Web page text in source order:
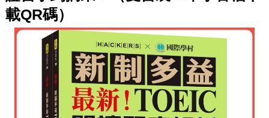
載QR碼）